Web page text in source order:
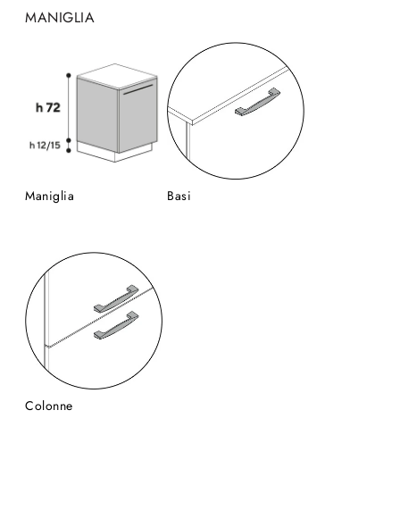
MANIGLIA
Maniglia Basi
Colonne